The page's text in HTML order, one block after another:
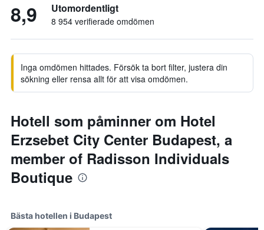
8,9 Utomordentligt
8 954 verifierade omdömen
Inga omdömen hittades. Försök ta bort filter, justera din
sökning eller rensa allt för att visa omdömen.
Hotell som påminner om Hotel
Erzsebet City Center Budapest, a
member of Radisson Individuals
Boutique
Bästa hotellen i Budapest